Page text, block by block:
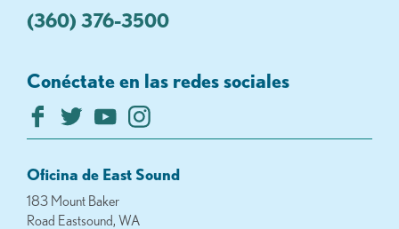
(360) 376-3500
Conéctate en las redes sociales
Oficina de East Sound
183 Mount Baker
Road Eastsound, WA